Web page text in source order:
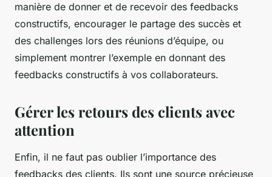
manière de donner et de recevoir des feedbacks
constructifs, encourager le partage des succès et
des challenges lors des réunions d’équipe, ou
simplement montrer l’exemple en donnant des
feedbacks constructifs à vos collaborateurs.
Gérer les retours des clients avec
attention
Enfin, il ne faut pas oublier l’importance des
feedbacks des clients. Ils sont une source précieuse